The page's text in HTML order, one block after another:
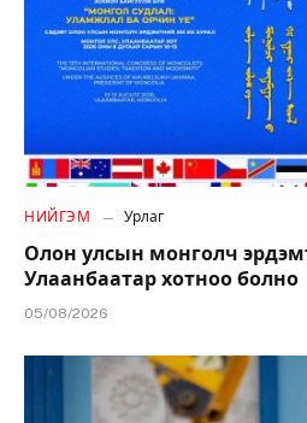
НИЙГЭМ Урлаг
Олон улсын монголч
Улаанбаатар хотноо болно
05/08/2026